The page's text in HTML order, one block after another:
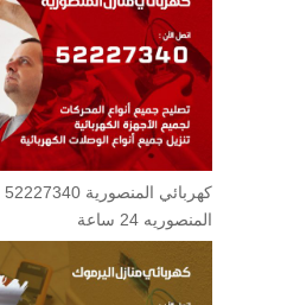
المنصوريه 24 ساعة